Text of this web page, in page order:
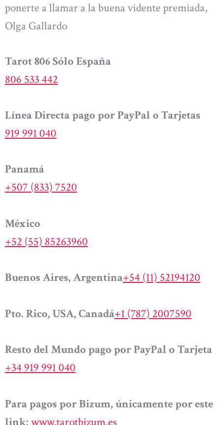
ponerte a llamar a la buena vidente premiada,
Olga Gallardo
Tarot 806 Sólo España
806 533 442
Línea Directa pago por PayPal o Tarjetas
919 991 040
Panamá
+507 (833) 7520
México
+52 (55) 85263960
Buenos Aires, Argentina+54 (11) 52194120
Pto. Rico, USA, Canadá+1 (787) 2007590
Resto del Mundo pago por PayPal o Tarjeta
+34 919 991 040
Para pagos por Bizum, únicamente por este
link: www.tarotbizum.es